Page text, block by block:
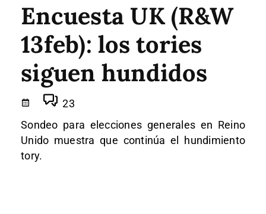
Encuesta UK (R&W
13feb): los tories
siguen hundidos
23
Sondeo para elecciones generales en Reino
Unido muestra que continúa el hundimiento
tory.